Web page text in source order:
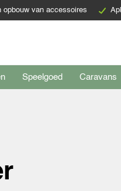
opbouw van accessoires
Speelgoed Caravans